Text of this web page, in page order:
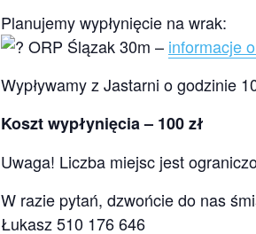
Planujemy wypłynięcie na wrak:
ORP Ślązak 30m – informacje
Wypływamy z Jastarni o godzinie
Koszt wypłynięcia – 100 zł
Uwaga! Liczba miejsc jest
W razie pytań, dzwońcie do nas
Łukasz 510 176 646